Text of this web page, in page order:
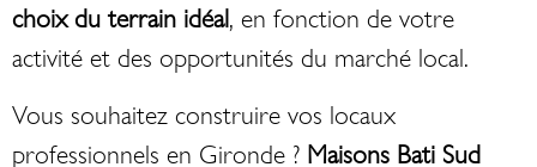
choix du terrain idéal, en fonction de votre
activité et des opportunités du marché local.
Vous souhaitez construire vos locaux
professionnels en Gironde ? Maisons Bati Sud